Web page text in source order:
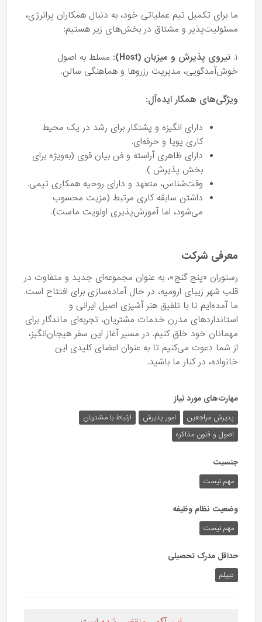
ما برای تکمیل تیم عملیاتی خود، به دنبال همکاران پرانرژی،
مسئولیت‌پذیر و مشتاق در بخش‌های زیر هستیم:
۱. نیروی پذیرش و میزبان (Host):
مسلط به اصول
خوش‌آمدگویی، مدیریت رزروها و هماهنگی سالن.
ویژگی‌های همکار ایده‌آل:
دارای انگیزه و پشتکار برای رشد در یک محیط
کاری پویا و حرفه‌ای.
دارای ظاهری آراسته و فن بیان قوی (به‌ویژه برای
بخش پذیرش ).
وقت‌شناس، متعهد و دارای روحیه همکاری تیمی.
داشتن سابقه کاری مرتبط (مزیت محسوب
می‌شود، اما آموزش‌پذیری اولویت ماست).
معرفی شرکت
رستوران «پنج گنج»، به عنوان مجموعه‌ای جدید و متفاوت در
قلب شهر زیبای ارومیه، در حال آماده‌سازی برای افتتاح است.
ما آمده‌ایم تا با تلفیق هنر آشپزی اصیل ایرانی و
استانداردهای مدرن خدمات مشتریان، تجربه‌ای ماندگار برای
مهمانان خود خلق کنیم. در مسیر آغاز این سفر هیجان‌انگیز،
از شما دعوت می‌کنیم تا به عنوان اعضای کلیدی این
خانواده، در کنار ما باشید.
مهارت‌های مورد نیاز
پذیرش مراجعین امور پذیرش
ارتباط با مشتریان
اصول و فنون مذاکره
جنسیت
مهم نیست
وضعیت نظام وظیفه
مهم‌ نیست
حداقل مدرک تحصیلی
دیپلم